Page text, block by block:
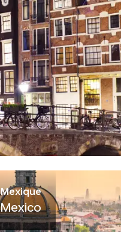
Mexique
Mexico